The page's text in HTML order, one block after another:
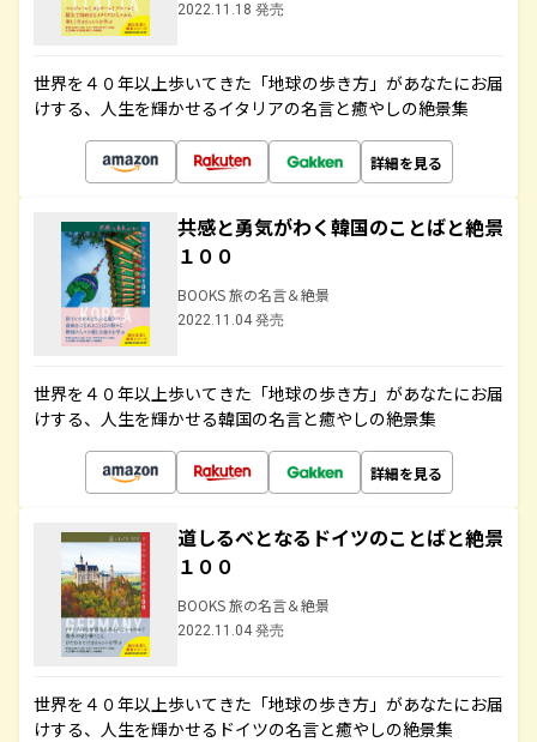
2022.11.18 発売
世界を４０年以上歩いてきた「地球の歩き方」があなたにお届
けする、人生を輝かせるイタリアの名言と癒やしの絶景集
詳細を見る
共感と勇気がわく韓国のことばと絶景
１００
BOOKS 旅の名言＆絶景
2022.11.04 発売
世界を４０年以上歩いてきた「地球の歩き方」があなたにお届
けする、人生を輝かせる韓国の名言と癒やしの絶景集
詳細を見る
道しるべとなるドイツのことばと絶景
１００
BOOKS 旅の名言＆絶景
2022.11.04 発売
世界を４０年以上歩いてきた「地球の歩き方」があなたにお届
けする、人生を輝かせるドイツの名言と癒やしの絶景集